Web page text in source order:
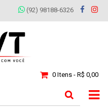
(92) 98188-6326
0 Itens - R$ 0,00